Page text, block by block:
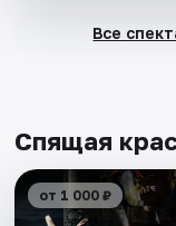
Все
Спящая
от 1 000 ₽